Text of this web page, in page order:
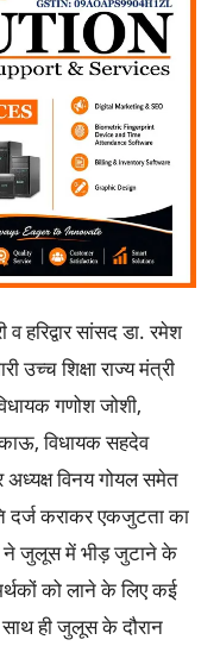
हरिद्वार सांसद डा. रमेश
उच्च शिक्षा राज्य मंत्री
गणोश जोशी,
विधायक सहदेव
अध्यक्ष विनय गोयल समेत
कराकर एकजुटता का
ने जुलूस में भीड़ जुटाने के
को लाने के लिए कई
साथ ही जुलूस के दौरान